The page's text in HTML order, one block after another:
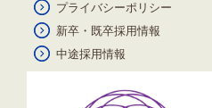
プライバシーポリシー
新卒・既卒採用情報
中途採用情報